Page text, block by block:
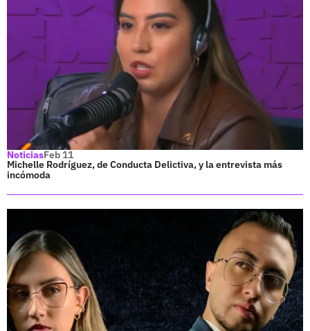
NoticiasFeb 11
Michelle Rodríguez, de Conducta Delictiva, y la entrevista más
incómoda